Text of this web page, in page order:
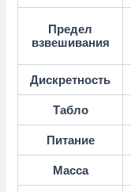
Предел
взвешивания
Дискретность
Табло
Питание
Масса